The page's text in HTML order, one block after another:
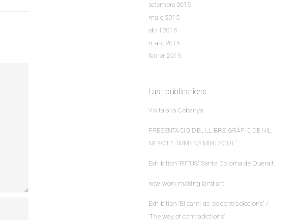
setembre 2015
maig 2015
abril 2015
març 2015
febrer 2015
Last publications
Visita a la Cabanya
PRESENTACIÓ DEL LLIBRE GRÀFIC DE NIL
NEBOT “L’IMMENS MINÚSCUL”
Exhibition “RITUS” Santa Coloma de Queralt
new work making land art
Exhibition “El camí de les contradiccions” /
“The way of contradictions”